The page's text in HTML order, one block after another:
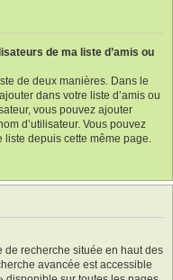
de ma liste d’amis ou
de deux manières. Dans le
dans votre liste d’amis ou
vous pouvez ajouter
d’utilisateur. Vous pouvez
depuis cette même page.
de recherche située en haut des
avancée est accessible